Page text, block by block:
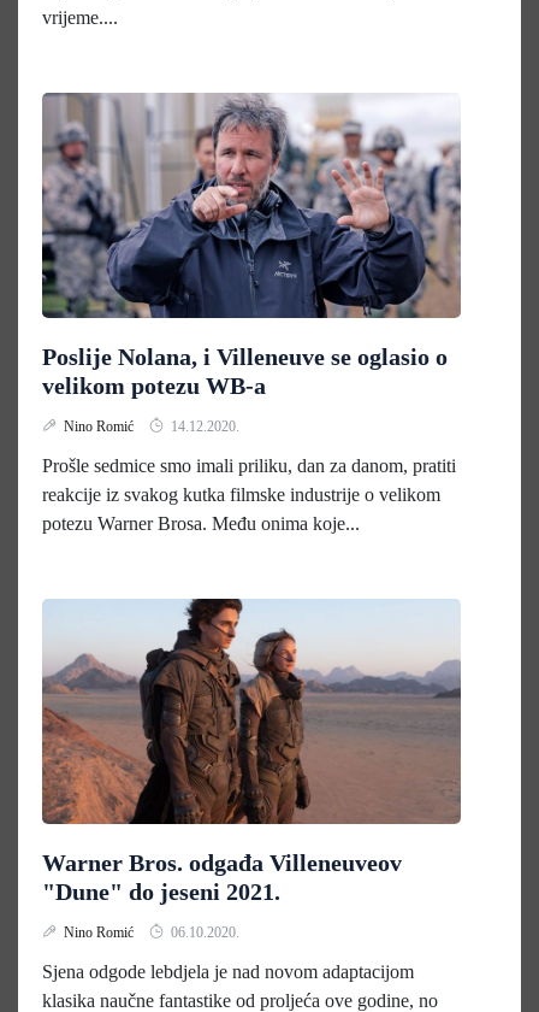
vrijeme....
Poslije Nolana, i Villeneuve se oglasio o
velikom potezu WB-a
Nino Romić 14.12.2020.
Prošle sedmice smo imali priliku, dan za danom, pratiti
reakcije iz svakog kutka filmske industrije o velikom
potezu Warner Brosa. Među onima koje...
Warner Bros. odgađa Villeneuveov
"Dune" do jeseni 2021.
Nino Romić 06.10.2020.
Sjena odgode lebdjela je nad novom adaptacijom
klasika naučne fantastike od proljeća ove godine, no